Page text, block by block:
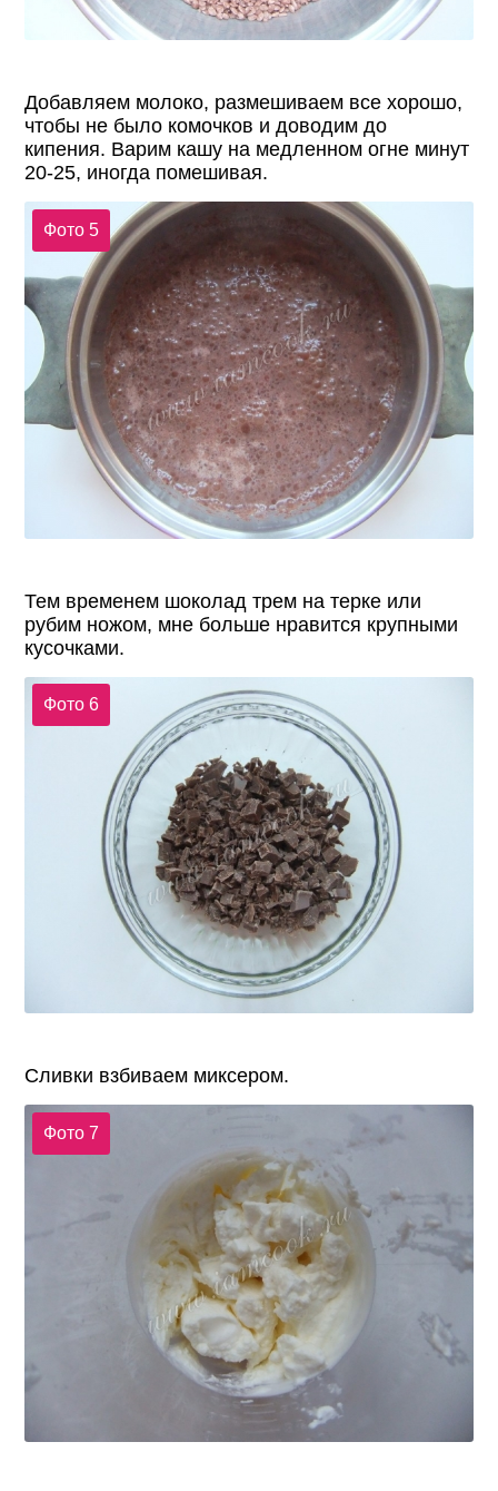
Добавляем молоко, размешиваем все хорошо,
чтобы не было комочков и доводим до
кипения. Варим кашу на медленном огне минут
20-25, иногда помешивая.
Фото 5
Тем временем шоколад трем на терке или
рубим ножом, мне больше нравится крупными
кусочками.
Фото 6
Сливки взбиваем миксером.
Фото 7